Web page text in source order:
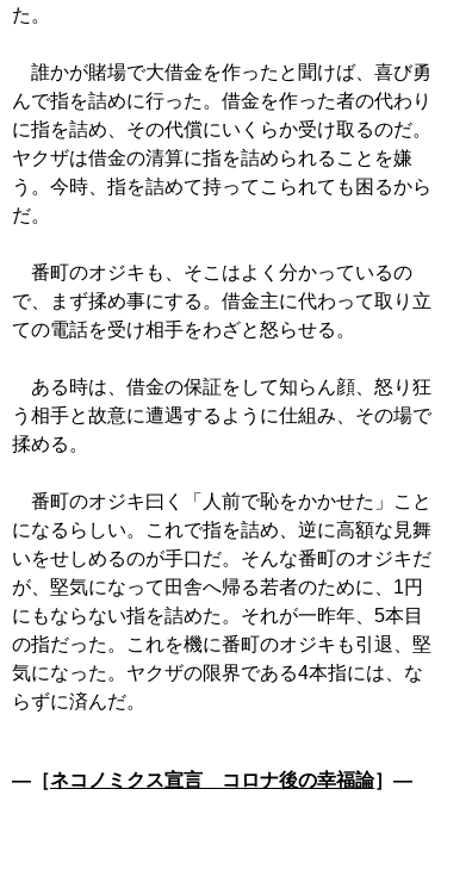
た。
誰かが賭場で大借金を作ったと聞けば、喜び勇
んで指を詰めに行った。借金を作った者の代わり
に指を詰め、その代償にいくらか受け取るのだ。
ヤクザは借金の清算に指を詰められることを嫌
う。今時、指を詰めて持ってこられても困るから
だ。
番町のオジキも、そこはよく分かっているの
で、まず揉め事にする。借金主に代わって取り立
ての電話を受け相手をわざと怒らせる。
ある時は、借金の保証をして知らん顔、怒り狂
う相手と故意に遭遇するように仕組み、その場で
揉める。
番町のオジキ曰く「人前で恥をかかせた」こと
になるらしい。これで指を詰め、逆に高額な見舞
いをせしめるのが手口だ。そんな番町のオジキだ
が、堅気になって田舎へ帰る若者のために、1円
にもならない指を詰めた。それが一昨年、5本目
の指だった。これを機に番町のオジキも引退、堅
気になった。ヤクザの限界である4本指には、な
らずに済んだ。
―［ネコノミクス宣言 コロナ後の幸福論］―